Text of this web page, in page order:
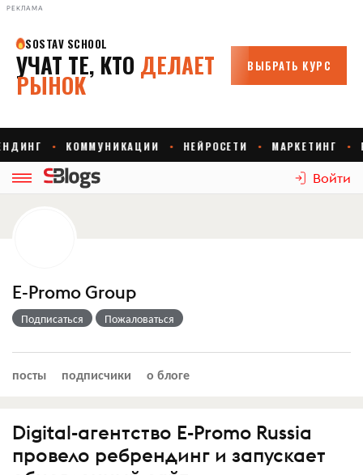
РЕКЛАМА
Войти
E-Promo Group
Подписаться Пожаловаться
посты подписчики о блоге
Digital-агентство E-Promo Russia
провело ребрендинг и запускает